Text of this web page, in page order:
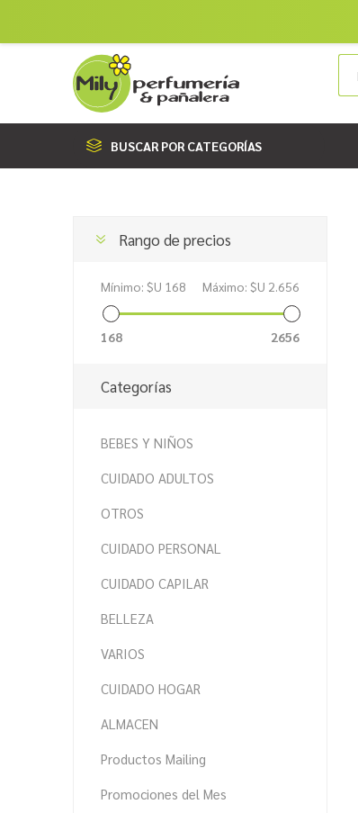
BUSCAR POR CATEGORÍAS
Rango de precios
Mínimo: $U 168 Máximo: $U 2.656
168 2656
Categorías
BEBES Y NIÑOS
CUIDADO ADULTOS
OTROS
CUIDADO PERSONAL
CUIDADO CAPILAR
BELLEZA
VARIOS
CUIDADO HOGAR
ALMACEN
Productos Mailing
Promociones del Mes